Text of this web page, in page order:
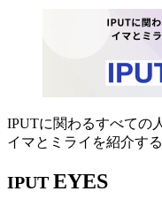
IPUTに関わるすべての
イマとミライを紹介す
IPUT EYES